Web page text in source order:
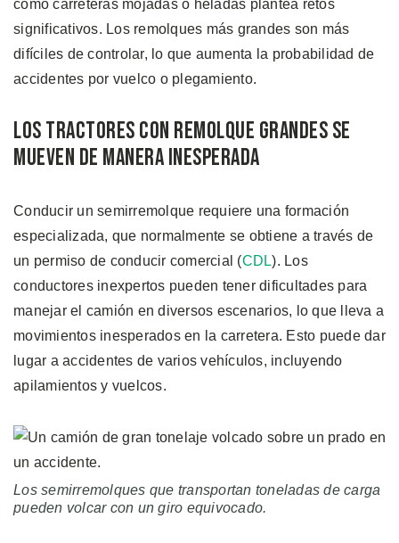
como carreteras mojadas o heladas plantea retos
significativos. Los remolques más grandes son más
difíciles de controlar, lo que aumenta la probabilidad de
accidentes por vuelco o plegamiento.
Los Tractores con Remolque Grandes se
Mueven de Manera Inesperada
Conducir un semirremolque requiere una formación
especializada, que normalmente se obtiene a través de
un permiso de conducir comercial (CDL). Los
conductores inexpertos pueden tener dificultades para
manejar el camión en diversos escenarios, lo que lleva a
movimientos inesperados en la carretera. Esto puede dar
lugar a accidentes de varios vehículos, incluyendo
apilamientos y vuelcos.
Los semirremolques que transportan toneladas de carga
pueden volcar con un giro equivocado.